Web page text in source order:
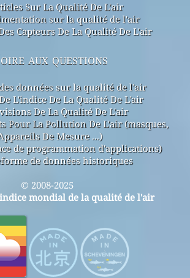
Sur La Qualité De L'air
sur la qualité de l'air
Capteurs De La Qualité De L'air
aux questions
données sur la qualité de l'air
L'indice De La Qualité De L'air
De La Qualité De L'air
Pour La Pollution De L'air (masques,
De Mesure ...)
de programmation d'applications)
de données historiques
© 2008-2025
mondial de la qualité de l'air